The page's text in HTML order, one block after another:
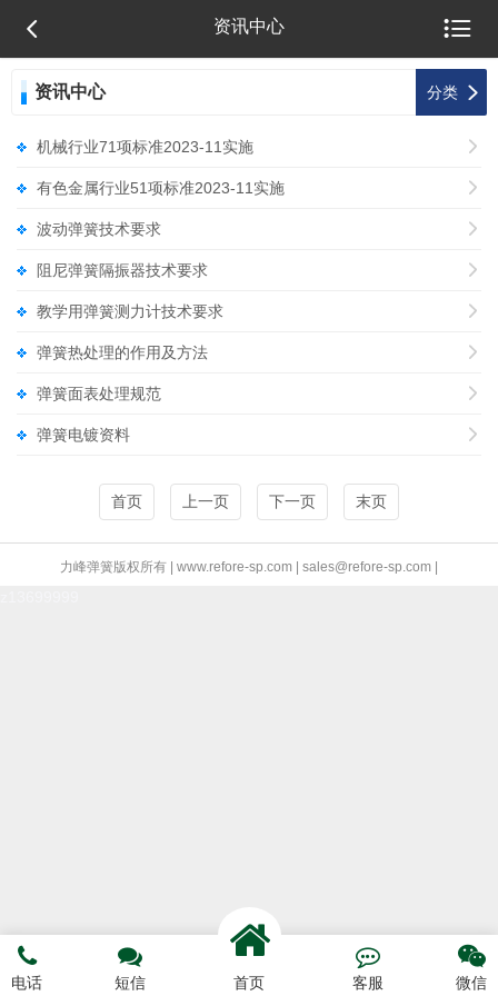
 资讯中心 
资讯中心 分类 

机械行业71项标准2023-11实施

有色金属行业51项标准2023-11实施

波动弹簧技术要求

阻尼弹簧隔振器技术要求

教学用弹簧测力计技术要求

弹簧热处理的作用及方法

弹簧面表处理规范

弹簧电镀资料
首页 上一页 下一页 末页
力峰弹簧版权所有 | www.refore-sp.com | sales@refore-sp.com |
电话咨询 网站首页
电话 短信 首页 客服 微信